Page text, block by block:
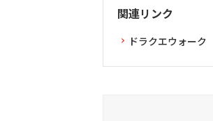
関連リンク
ドラクエウォーク